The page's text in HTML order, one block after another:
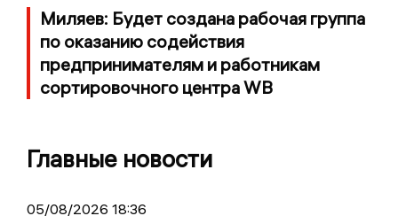
Миляев: Будет создана рабочая группа
по оказанию содействия
предпринимателям и работникам
сортировочного центра WB
Главные новости
05/08/2026 18:36